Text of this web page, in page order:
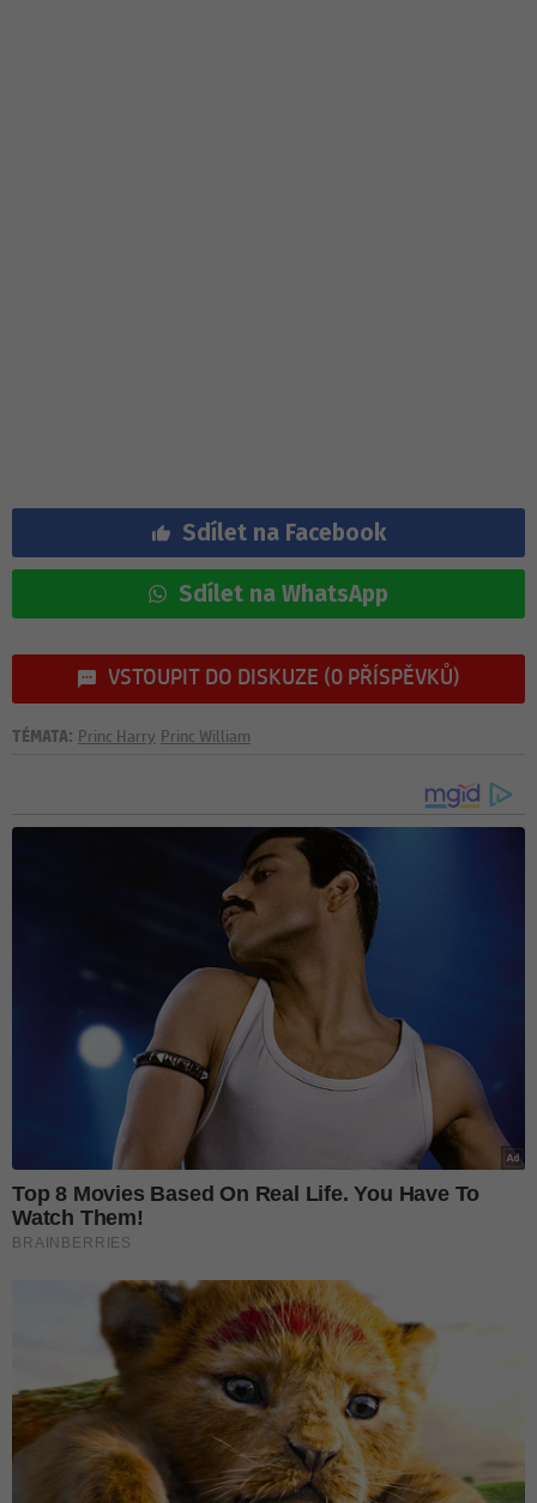
Sdílet na Facebook
Sdílet na WhatsApp
VSTOUPIT DO DISKUZE (0 PŘÍSPĚVKŮ)
TÉMATA: Princ Harry Princ William